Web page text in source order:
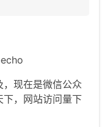
现在是微信公众
下，网站访问量下